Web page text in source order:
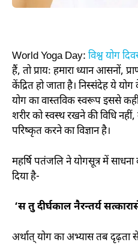
World Yoga Day: विश्व योग
हैं, तो प्रायः हमारा ध्यान आसनों,
केंद्रित हो जाता है। निस्संदेह ये
योग का वास्तविक स्वरूप इससे
शरीर को स्वस्थ रखने की विधि नहीं,
परिष्कृत करने का विज्ञान है।
महर्षि पतंजलि ने योगसूत्र में
दिया है-
‘स तु दीर्घकाल नैरन्तर्य
अर्थात् योग का अभ्यास तब दृढ़ता से